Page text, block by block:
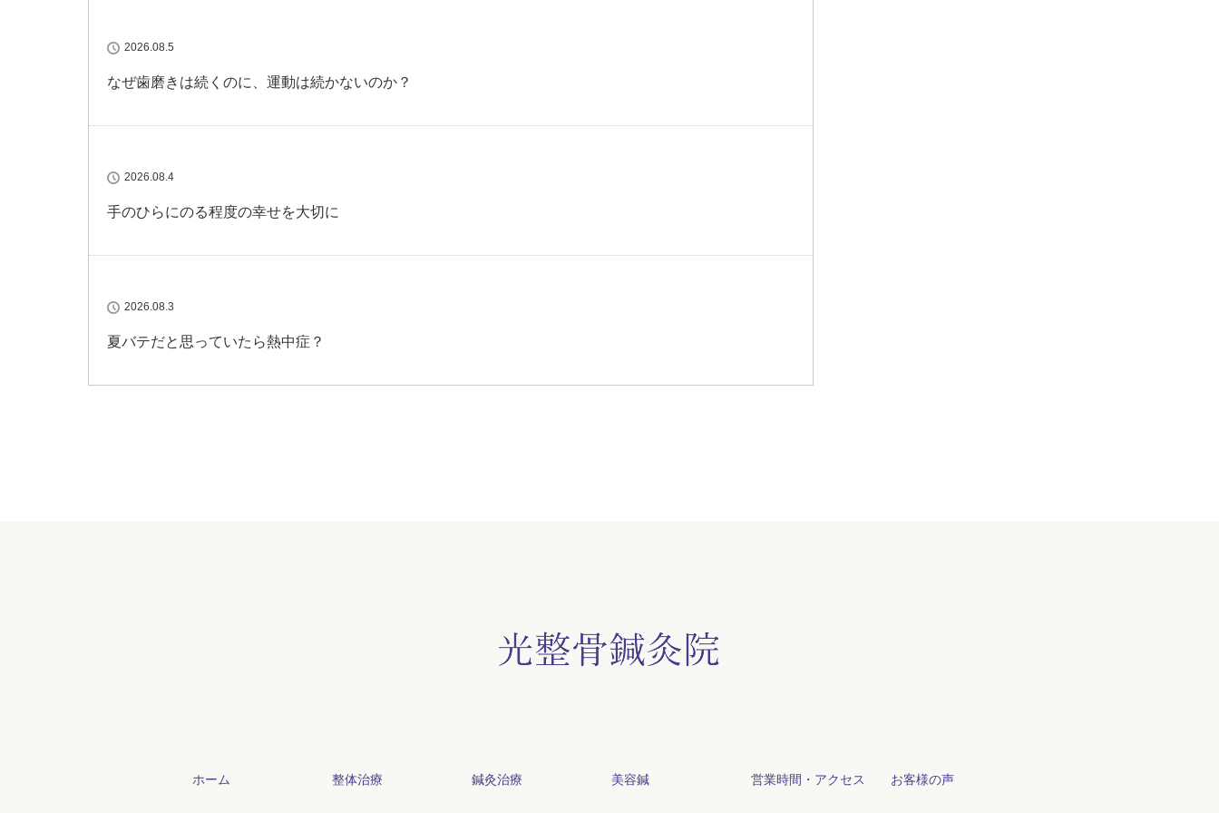
2026.08.5
なぜ歯磨きは続くのに、運動は続かないのか？
2026.08.4
手のひらにのる程度の幸せを大切に
2026.08.3
夏バテだと思っていたら熱中症？
ホーム 整体治療 鍼灸治療 美容鍼 営業時間・アクセス お客様の声